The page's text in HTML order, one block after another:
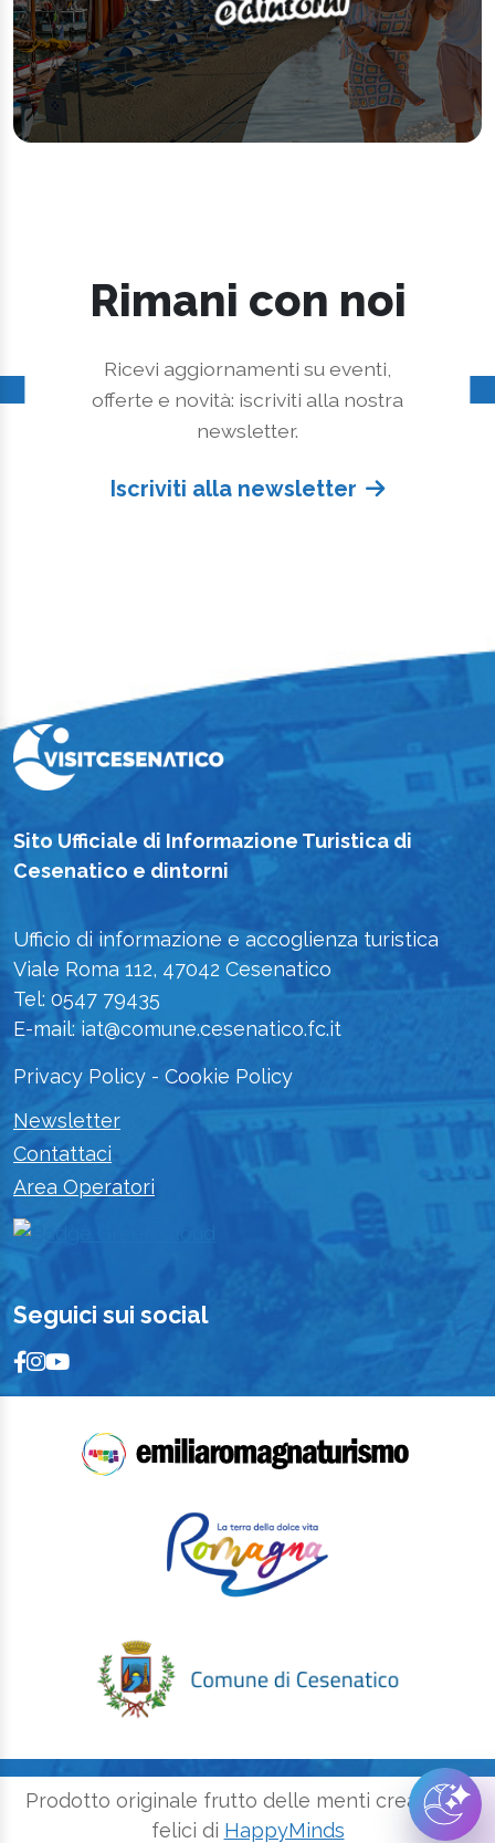
Rimani con noi
Ricevi aggiornamenti su eventi,
offerte e novità: iscriviti alla nostra
newsletter.
Iscriviti alla newsletter
Sito Ufficiale di Informazione Turistica di
Cesenatico e dintorni
Ufficio di informazione e accoglienza turistica
Viale Roma 112, 47042 Cesenatico
Tel: 0547 79435
E-mail: iat@comune.cesenatico.fc.it
Privacy Policy - Cookie Policy
Newsletter
Contattaci
Area Operatori
Seguici sui social
Prodotto originale frutto delle menti creative e
felici di HappyMinds